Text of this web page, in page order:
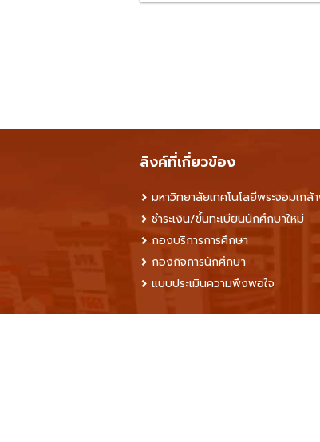
ลิงค์ที่เกี่ยวข้อง
มหาวิทยาลัยเทคโนโลยีพระจอมเกล้
ชำระเงิน/ขึ้นทะเบียนนักศึกษาใหม่
กองบริการการศึกษา
กองกิจการนักศึกษา
แบบประเมินความพึงพอใจ